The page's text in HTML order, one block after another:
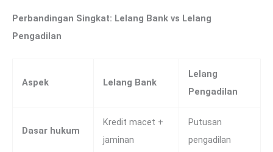
Perbandingan Singkat: Lelang Bank vs Lelang
Pengadilan
Aspek Lelang Bank
Lelang
Pengadilan
Dasar hukum
Kredit macet +
jaminan
Putusan
pengadilan